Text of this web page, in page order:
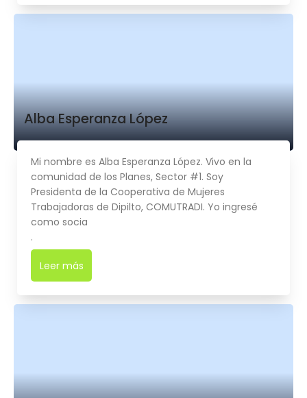
Alba Esperanza López
Mi nombre es Alba Esperanza López. Vivo en la
comunidad de los Planes, Sector #1. Soy
Presidenta de la Cooperativa de Mujeres
Trabajadoras de Dipilto, COMUTRADI. Yo ingresé
como socia
.
Leer más